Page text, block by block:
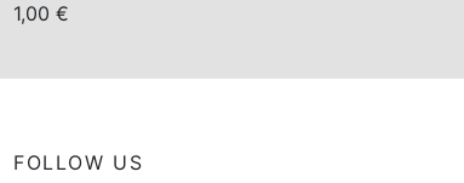
1,00 €
FOLLOW US